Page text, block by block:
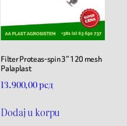
Filter Proteas-spin 3” 120 mesh
Palaplast
13.900,00рсд
Dodaj u korpu